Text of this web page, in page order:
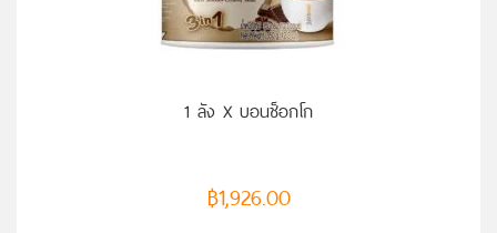
1 ลัง X บอนช็อกโก
฿1,926.00